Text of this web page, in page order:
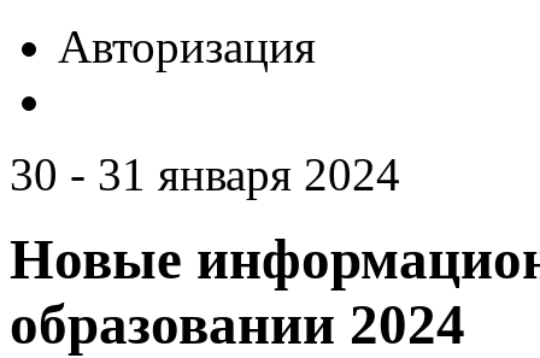
Авторизация
30 - 31 января 2024
Новые
образовании 2024